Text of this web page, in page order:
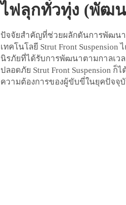
ไฟลุกทั่วทุ่ง (พัฒน
ปัจจัยสำคัญที่ช่วยผลักดันการพัฒน
เทคโนโลยี Strut Front
นิรภัยที่ได้รับการพัฒนาตามกาลเว
ปลอดภัย Strut Front Suspension
ความต้องการของผู้ขับขี่ในยุคปัจจุ